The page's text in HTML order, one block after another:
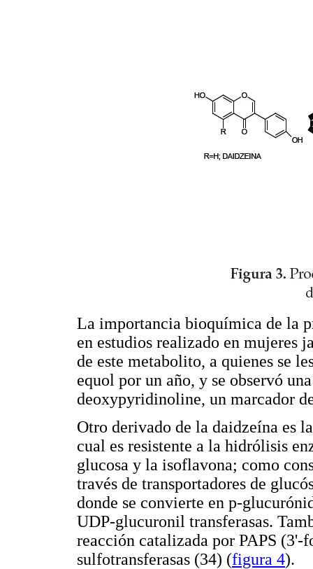
La importancia bioquímica de la
en estudios realizado en mujeres
de este metabolito, a quienes se
equol por un año, y se observó
deoxypyridinoline, un marcador
Otro derivado de la daidzeína es
cual es resistente a la hidrólisis
glucosa y la isoflavona; como
través de transportadores de
donde se convierte en p-
UDP-glucuronil transferasas.
reacción catalizada por PAPS
sulfotransferasas (34) (figura 4).